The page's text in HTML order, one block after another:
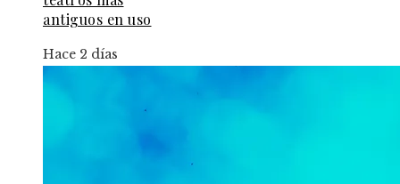
antiguos en uso
Hace 2 días